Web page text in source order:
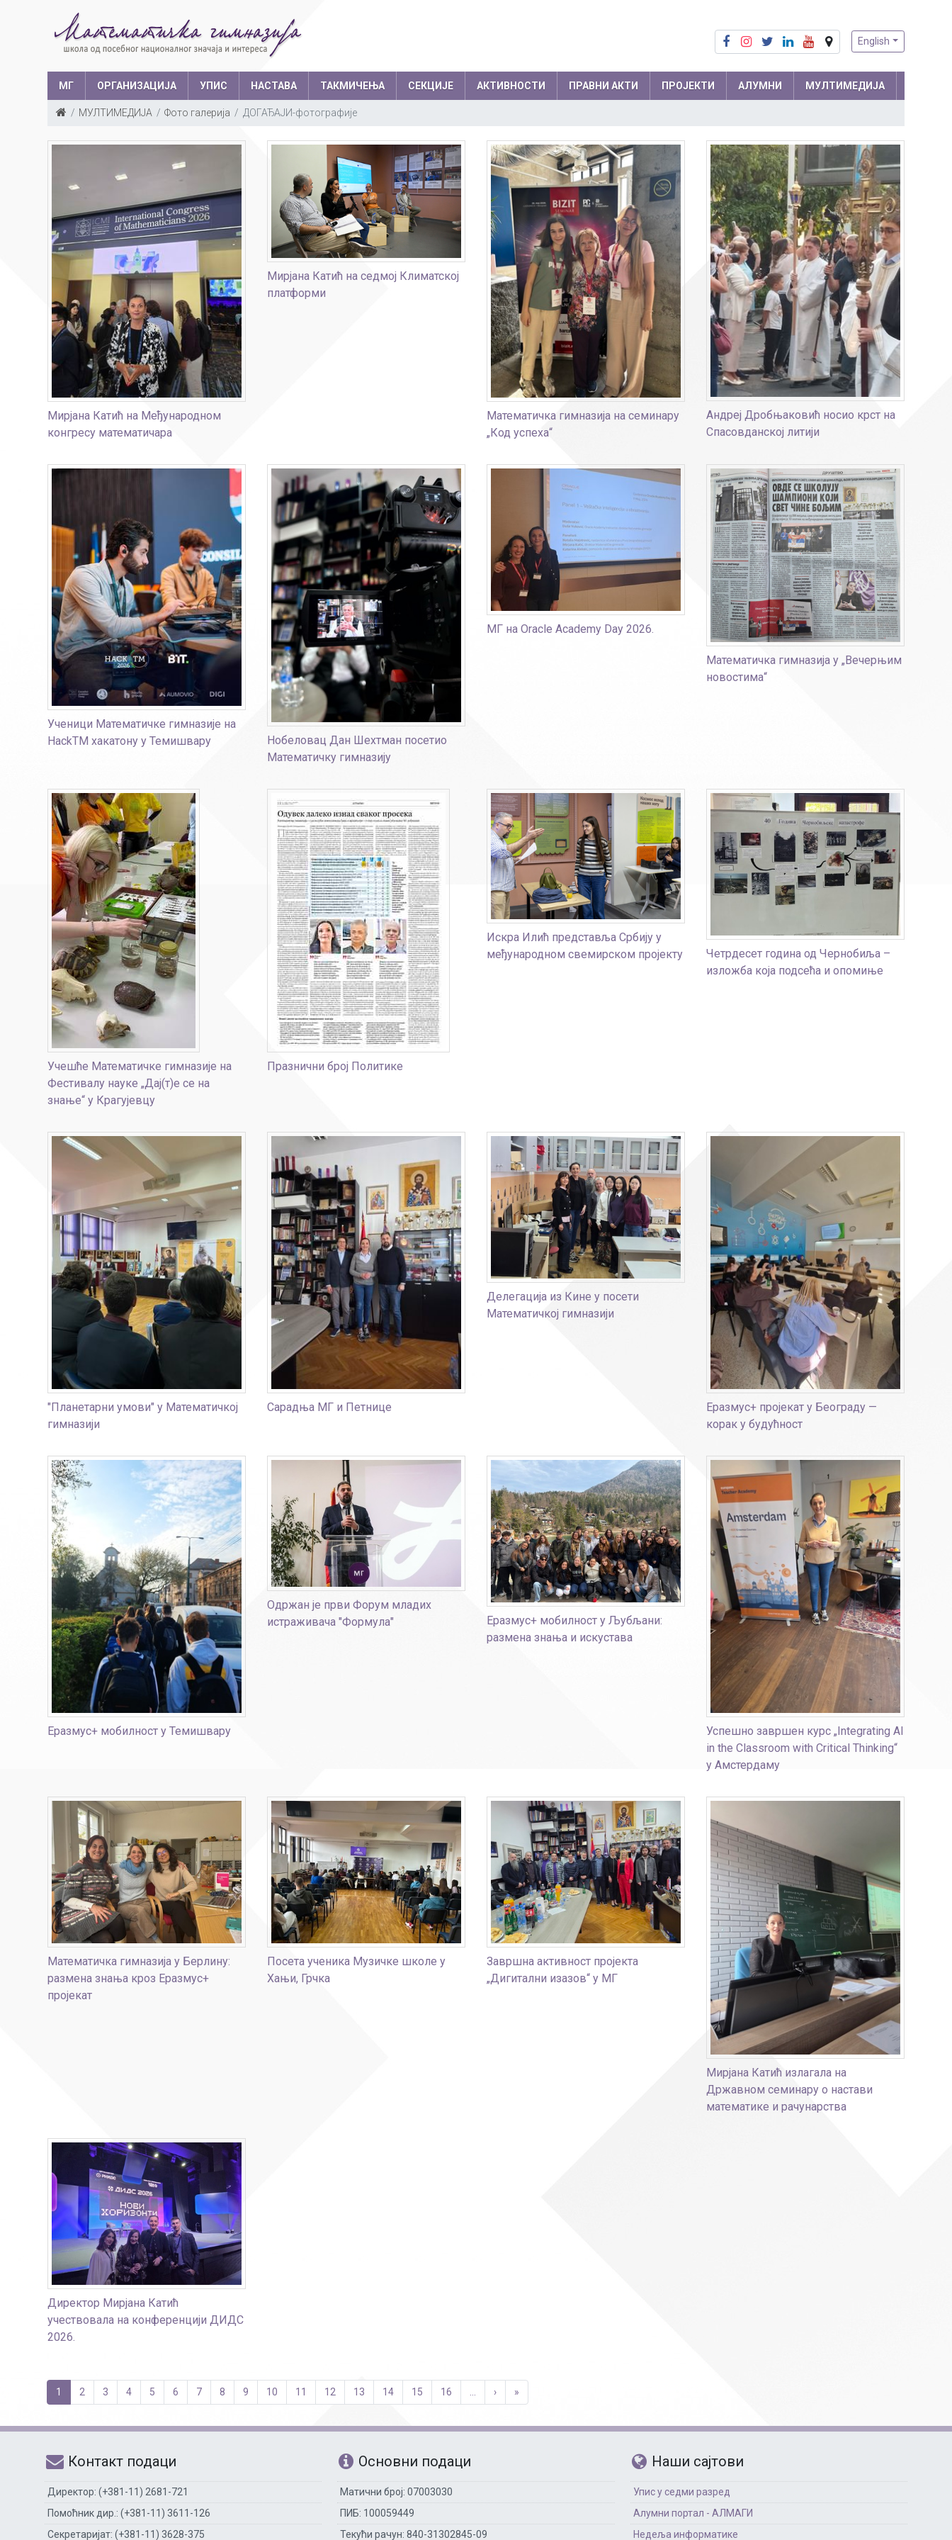
English
МГ ОРГАНИЗАЦИЈА
Школски одбор
Савет родитеља
Ученички парламент
Директор
Секретар школе
Професори
Психолози
Информатичар
Администратори мреже
Рачуноводство
Библиотекар
Помоћно-техничко особље
Математика
Физика
Информатика
Биологија
Хемија
Друштвене науке
Српски језик
Страни језици
Физичко васпитање
Критеријуми за
УПИС НАСТАВА ТАКМИЧЕЊА
Такмичења у земљи по годинама
Резултати на међународним
такмичењима по годинама
Успеси на међународним, европским и
балканским олимпијадама
Успеси на осталим међународним
такмичењима
Припреме из математике
Припреме из физике
СЕКЦИЈЕ АКТИВНОСТИ ПРАВНИ АКТИ ПРОЈЕКТИ АЛУМНИ МУЛТИМЕДИЈА
МУЛТИМЕДИЈА Фото галерија ДОГАЂАЈИ-фотографије
Мирјана Катић на Међународном
конгресу математичара
Мирјана Катић на седмој Климатској
платформи
Математичка гимназија на семинару
„Код успеха“
Андреј Дробњаковић носио крст на
Спасовданској литији
Ученици Математичке гимназије на
HackTM хакатону у Темишвару
Нобеловац Дан Шехтман посетио
Математичку гимназију
МГ на Oracle Academy Day 2026.
Математичка гимназија у „Вечерњим
новостима“
Учешће Математичке гимназије на
Фестивалу науке „Дај(т)е се на
знање“ у Крагујевцу
Празнични број Политике
Искра Илић представља Србију у
међународном свемирском пројекту
Четрдесет година од Чернобиља –
изложба која подсећа и опомиње
"Планетарни умови" у Математичкој
гимназији
Сарадња МГ и Петнице
Делегација из Кине у посети
Математичкој гимназији
Еразмус+ пројекат у Београду —
корак у будућност
Еразмус+ мобилност у Темишвару
Одржан је први Форум младих
истраживача "Формула"
Еразмус+ мобилност у Љубљани:
размена знања и искустава
Успешно завршен курс „Integrating AI
in the Classroom with Critical Thinking“
у Амстердаму
Математичка гимназија у Берлину:
размена знања кроз Еразмус+
пројекат
Посета ученика Музичке школе у
Хањи, Грчка
Завршна активност пројекта
„Дигитални изазов“ у МГ
Мирјана Катић излагала на
Државном семинару о настави
математике и рачунарства
Директор Мирјана Катић
учествовала на конференцији ДИДС
2026.
1 2 3 4 5 6 7 8 9 10 11 12 13 14 15 16 › »
Контакт подаци
Директор: (+381-11) 2681-721
Помоћник дир.: (+381-11) 3611-126
Секретаријат: (+381-11) 3628-375
Основни подаци
Матични број: 07003030
ПИБ: 100059449
Текући рачун: 840-31302845-09
Наши сајтови
Упис у седми разред
Алумни портал - АЛМАГИ
Недеља информатике